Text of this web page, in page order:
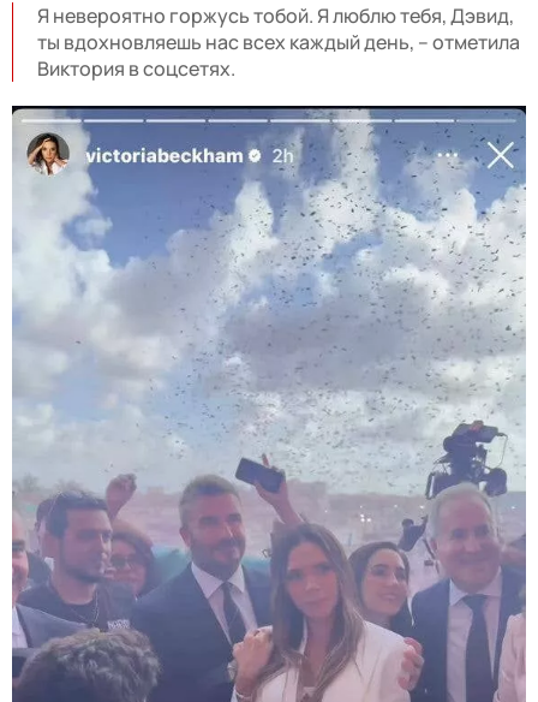
Я невероятно горжусь тобой. Я люблю тебя, Дэвид,
ты вдохновляешь нас всех каждый день, – отметила
Виктория в соцсетях.